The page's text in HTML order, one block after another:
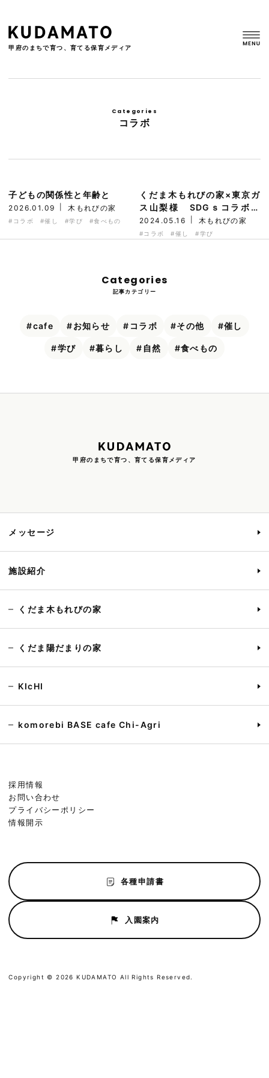
甲府のまちで育つ、育てる保育メディア
コラボ
子どもの関係性と年齢と
2026.01.09 木もれびの家
コラボ 催し 学び 食べもの
くだま木もれびの家×東京ガ
ス山梨様 SDGｓコラボ企
画！
2024.05.16 木もれびの家
コラボ 催し 学び
Categories
記事カテゴリー
cafe お知らせ コラボ その他 催し
学び 暮らし 自然 食べもの
甲府のまちで育つ、育てる保育メディア
メッセージ
施設紹介
くだま木もれびの家
くだま陽だまりの家
KIcHI
komorebi BASE cafe Chi-Agri
採用情報
お問い合わせ
プライバシーポリシー
情報開示
各種申請書
入園案内
Copyright © 2026 KUDAMATO All Rights Reserved.